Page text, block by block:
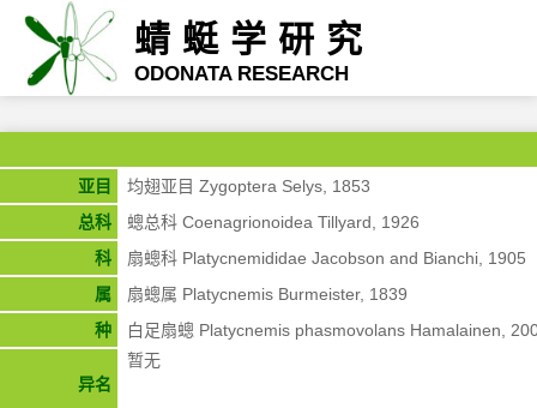
蜻蜓学研究
ODONATA RESEARCH
亚目
均翅亚目 Zygoptera Selys, 1853
总科
蟌总科 Coenagrionoidea Tillyard, 1926
科
扇蟌科 Platycnemididae Jacobson and Bianchi, 1905
属
扇蟌属 Platycnemis Burmeister, 1839
种
白足扇蟌 Platycnemis phasmovolans Hamalainen,
异名
暂无